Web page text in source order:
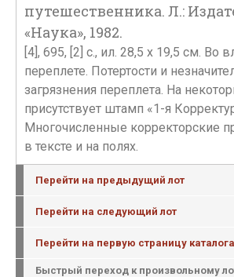
путешественника. Л.:
«Наука», 1982.
[4], 695, [2] c., ил. 28,5 х 19,5 см. Во
переплете. Потертости и
загрязнения переплета. На
присутствует штамп «1-я
Многочисленные корректорские
в тексте и на полях.
Перейти на предыдущий лот
Перейти на следующий лот
Перейти на первую страницу каталога
Быстрый переход к произвольному